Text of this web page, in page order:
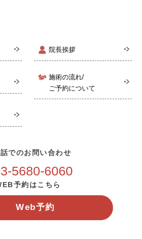
院長挨拶
施術の流れ/
ご予約について
でのお問い合わせ
5680-6060
予約はこちら
Web予約